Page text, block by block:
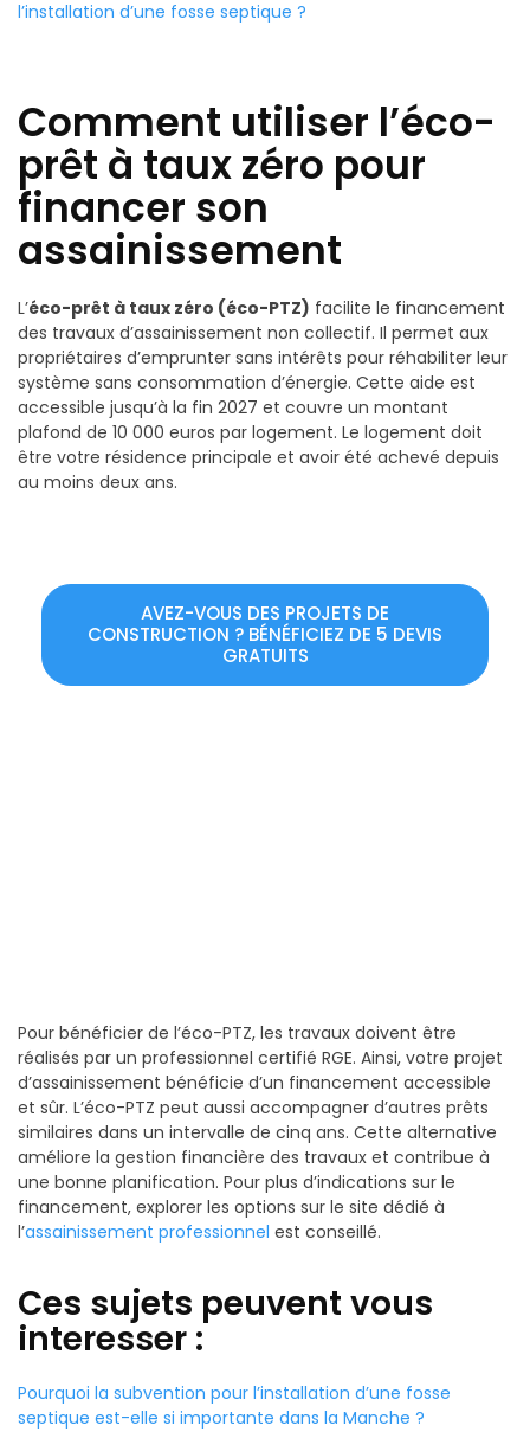
l’installation d’une fosse septique ?
Comment utiliser l’éco-
prêt à taux zéro pour
financer son
assainissement
L’éco-prêt à taux zéro (éco-PTZ) facilite le financement
des travaux d’assainissement non collectif. Il permet aux
propriétaires d’emprunter sans intérêts pour réhabiliter leur
système sans consommation d’énergie. Cette aide est
accessible jusqu’à la fin 2027 et couvre un montant
plafond de 10 000 euros par logement. Le logement doit
être votre résidence principale et avoir été achevé depuis
au moins deux ans.
AVEZ-VOUS DES PROJETS DE
CONSTRUCTION ? BÉNÉFICIEZ DE 5 DEVIS
GRATUITS
Pour bénéficier de l’éco-PTZ, les travaux doivent être
réalisés par un professionnel certifié RGE. Ainsi, votre projet
d’assainissement bénéficie d’un financement accessible
et sûr. L’éco-PTZ peut aussi accompagner d’autres prêts
similaires dans un intervalle de cinq ans. Cette alternative
améliore la gestion financière des travaux et contribue à
une bonne planification. Pour plus d’indications sur le
financement, explorer les options sur le site dédié à
l’assainissement professionnel est conseillé.
Ces sujets peuvent vous
interesser :
Pourquoi la subvention pour l’installation d’une fosse
septique est-elle si importante dans la Manche ?